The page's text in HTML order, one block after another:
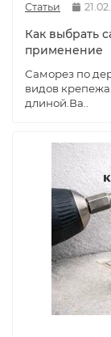
Статьи
Как выбрать
применение
Саморез по
видов
длиной.Ва..